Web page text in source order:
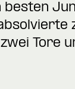
besten
Tore